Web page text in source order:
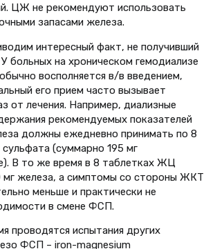
ЦЖ не рекомендуют использовать
запасами железа.
интересный факт, не получивший
больных на хроническом гемодиализе
восполняется в/в введением,
его прием часто вызывает
от лечения. Например, диализные
рекомендуемых показателей
должны ежедневно принимать по 8
(суммарно 195 мг
В то же время в 8 таблетках ЖЦ
мг железа, а симптомы со стороны ЖКТ
меньше и практически не
в смене ФСП.
проводятся испытания других
ФСП – iron-magnesium